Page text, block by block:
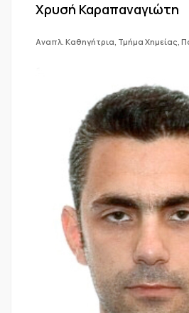
Χρυσή Καραπαναγιώτη
Αναπλ. Καθηγήτρια, Τμήμα Χημείας,